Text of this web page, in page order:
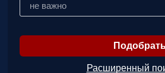
не важно
Расширенный
Трехфазные
(380В)
Далее >><<
Назад